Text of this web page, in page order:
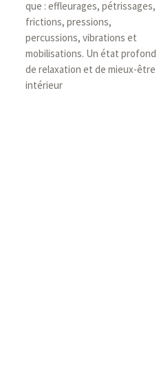
que : effleurages, pétrissages,
frictions, pressions,
percussions, vibrations et
mobilisations. Un état profond
de relaxation et de mieux-être
intérieur